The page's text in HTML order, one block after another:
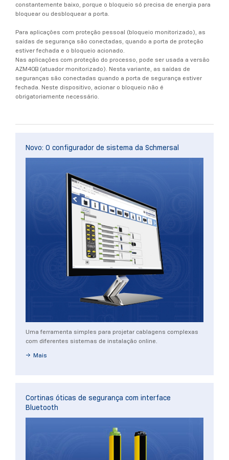
constantemente baixo, porque o bloqueio só precisa de energia para
bloquear ou desbloquear a porta.
Para aplicações com proteção pessoal (bloqueio monitorizado), as
saídas de segurança são conectadas, quando a porta de proteção
estiver fechada e o bloqueio acionado.
Nas aplicações com proteção do processo, pode ser usada a versão
AZM40B (atuador monitorizado). Nesta variante, as saídas de
seguranças são conectadas quando a porta de segurança estiver
fechada. Neste dispositivo, acionar o bloqueio não é
obrigatoriamente necessário.
Novo: O configurador de sistema da Schmersal
Uma ferramenta simples para projetar cablagens complexas
com diferentes sistemas de instalação online.
Mais
Cortinas óticas de segurança com interface
Bluetooth